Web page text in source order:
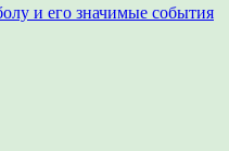
и его значимые события